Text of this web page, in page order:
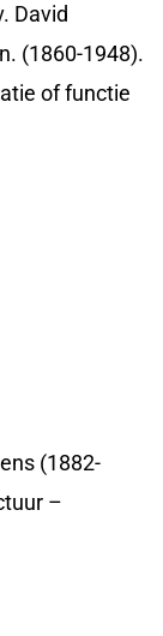
David
(1860-1948).
of functie
(1882-
–